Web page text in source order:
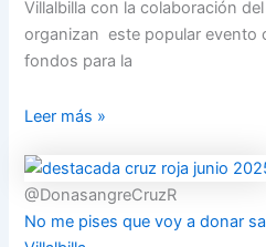
Villalbilla con la colaboración
organizan este popular evento
fondos para la
Leer más »
@DonasangreCruzR
No me pises que voy a donar